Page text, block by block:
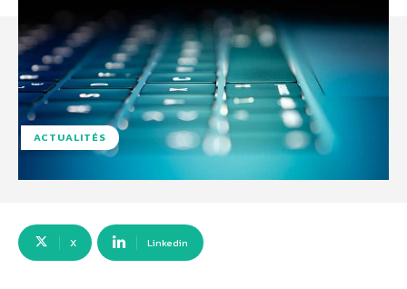
ACTUALITÉS
X Linkedin